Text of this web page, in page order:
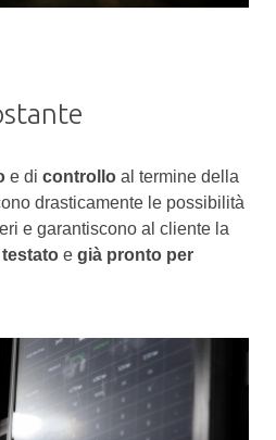
e di controllo al termine della
drasticamente le possibilità
e garantiscono al cliente la
e già pronto per